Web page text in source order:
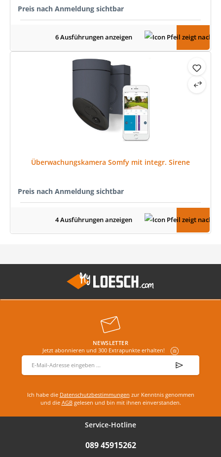
Preis nach Anmeldung sichtbar
6 Ausführungen anzeigen
Überwachungskamera Somfy mit integr. Sirene
Preis nach Anmeldung sichtbar
4 Ausführungen anzeigen
NEWSLETTER
Jetzt abonnieren und 300 Extrapunkte erhalten!
E-Mail-Adresse
Ich habe die Datenschutzbestimmungen zur Kenntnis genommen
und die AGBgelesen und bin mit ihnen einverstanden.
Service-Hotline
089 45915262